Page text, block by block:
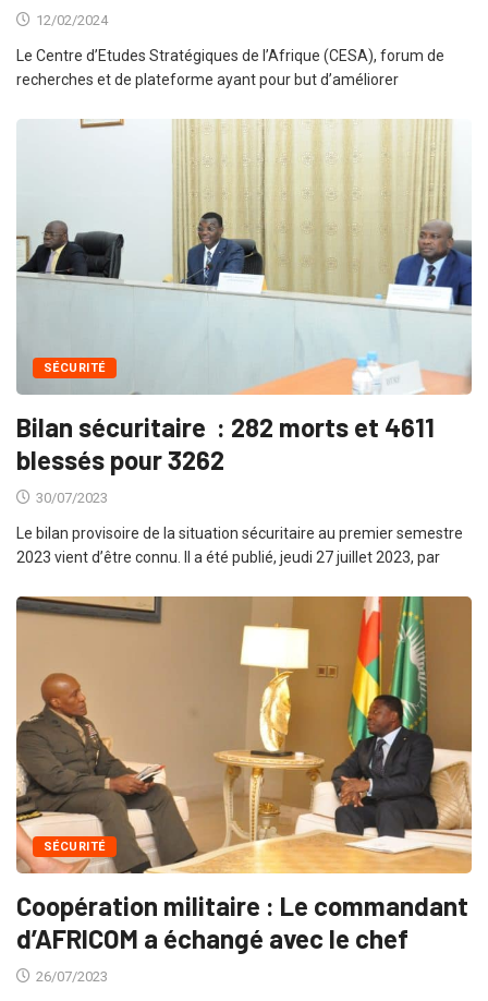
12/02/2024
Le Centre d’Etudes Stratégiques de l’Afrique (CESA), forum de
recherches et de plateforme ayant pour but d’améliorer
SÉCURITÉ
Bilan sécuritaire : 282 morts et 4611
blessés pour 3262
30/07/2023
Le bilan provisoire de la situation sécuritaire au premier semestre
2023 vient d’être connu. Il a été publié, jeudi 27 juillet 2023, par
SÉCURITÉ
Coopération militaire : Le commandant
d’AFRICOM a échangé avec le chef
26/07/2023